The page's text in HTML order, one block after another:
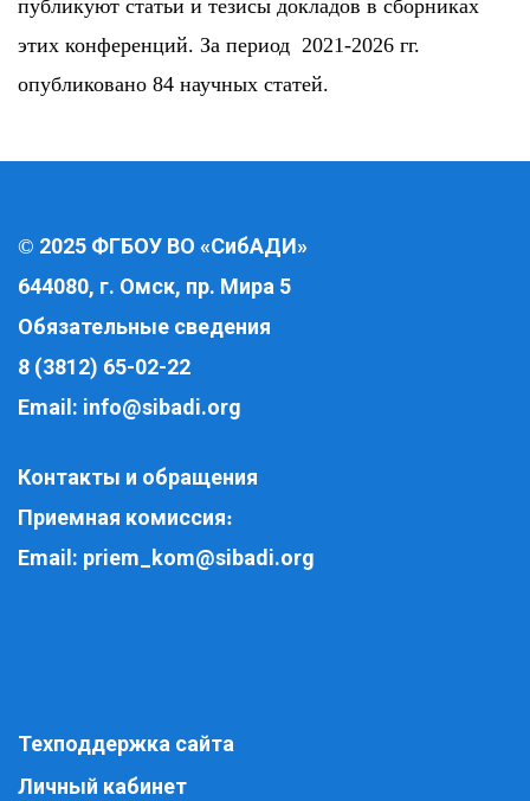
публикуют статьи и тезисы докладов в сборниках
этих конференций. За период 2021-2026 гг.
опубликовано 84 научных статей.
© 2025 ФГБОУ ВО «СибАДИ»
644080, г. Омск, пр. Мира 5
Обязательные сведения
8 (3812) 65-02-22
Email: info@sibadi.org
Контакты и обращения
Приемная комиссия:
Email: priem_kom@sibadi.org
Техподдержка сайта
Личный кабинет